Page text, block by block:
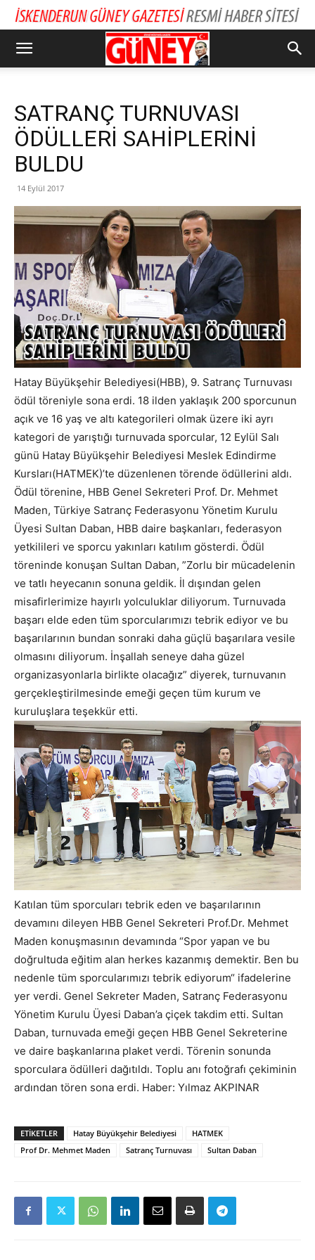
SATRANÇ TURNUVASI
ÖDÜLLERİ SAHİPLERİNİ
BULDU
14 Eylül 2017
Hatay Büyükşehir Belediyesi(HBB), 9. Satranç Turnuvası
ödül töreniyle sona erdi. 18 ilden yaklaşık 200 sporcunun
açık ve 16 yaş ve altı kategorileri olmak üzere iki ayrı
kategori de yarıştığı turnuvada sporcular, 12 Eylül Salı
günü Hatay Büyükşehir Belediyesi Meslek Edindirme
Kursları(HATMEK)’te düzenlenen törende ödüllerini aldı.
Ödül törenine, HBB Genel Sekreteri Prof. Dr. Mehmet
Maden, Türkiye Satranç Federasyonu Yönetim Kurulu
Üyesi Sultan Daban, HBB daire başkanları, federasyon
yetkilileri ve sporcu yakınları katılım gösterdi. Ödül
töreninde konuşan Sultan Daban, ”Zorlu bir mücadelenin
ve tatlı heyecanın sonuna geldik. İl dışından gelen
misafirlerimize hayırlı yolculuklar diliyorum. Turnuvada
başarı elde eden tüm sporcularımızı tebrik ediyor ve bu
başarılarının bundan sonraki daha güçlü başarılara vesile
olmasını diliyorum. İnşallah seneye daha güzel
organizasyonlarla birlikte olacağız” diyerek, turnuvanın
gerçekleştirilmesinde emeği geçen tüm kurum ve
kuruluşlara teşekkür etti.
Katılan tüm sporcuları tebrik eden ve başarılarının
devamını dileyen HBB Genel Sekreteri Prof.Dr. Mehmet
Maden konuşmasının devamında “Spor yapan ve bu
doğrultuda eğitim alan herkes kazanmış demektir. Ben bu
nedenle tüm sporcularımızı tebrik ediyorum“ ifadelerine
yer verdi. Genel Sekreter Maden, Satranç Federasyonu
Yönetim Kurulu Üyesi Daban’a çiçek takdim etti. Sultan
Daban, turnuvada emeği geçen HBB Genel Sekreterine
ve daire başkanlarına plaket verdi. Törenin sonunda
sporculara ödülleri dağıtıldı. Toplu anı fotoğrafı çekiminin
ardından tören sona erdi. Haber: Yılmaz AKPINAR
ETIKETLER Hatay Büyükşehir Belediyesi
HATMEK
Prof Dr. Mehmet Maden
Satranç Turnuvası Sultan Daban